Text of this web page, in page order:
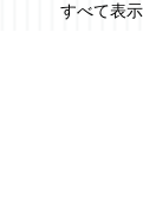
すべて表示